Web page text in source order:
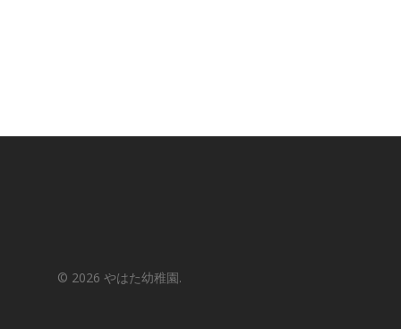
© 2026 やはた幼稚園.